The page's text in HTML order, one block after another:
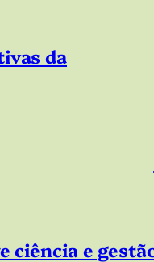
da
ciência e